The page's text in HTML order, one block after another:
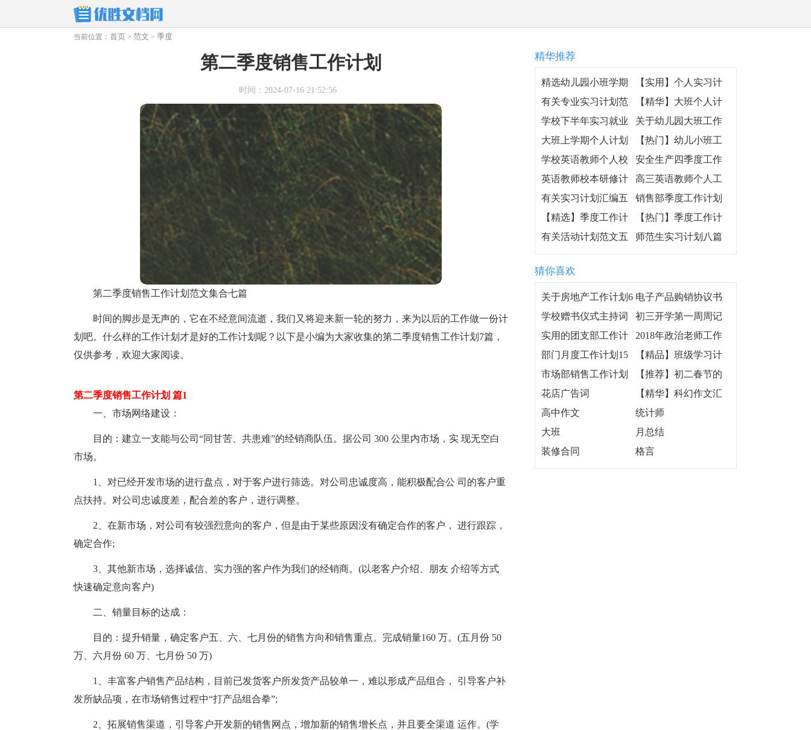
当前位置： 首页 > 范文 > 季度
第二季度销售工作计划
时间：2024-07-16 21:52:56
第二季度销售工作计划范文集合七篇
时间的脚步是无声的，它在不经意间流逝，我们又将迎来新一轮的努力，来为以后的工作做一份计
划吧。什么样的工作计划才是好的工作计划呢？以下是小编为大家收集的第二季度销售工作计划7篇，
仅供参考，欢迎大家阅读。
第二季度销售工作计划 篇1
一、市场网络建设：
目的：建立一支能与公司“同甘苦、共患难”的经销商队伍。据公司 300 公里内市场，实 现无空白
市场。
1、对已经开发市场的进行盘点，对于客户进行筛选。对公司忠诚度高，能积极配合公 司的客户重
点扶持。对公司忠诚度差，配合差的客户，进行调整。
2、在新市场，对公司有较强烈意向的客户，但是由于某些原因没有确定合作的客户， 进行跟踪，
确定合作;
3、其他新市场，选择诚信、实力强的客户作为我们的经销商。(以老客户介绍、朋友 介绍等方式
快速确定意向客户)
二、销量目标的达成：
目的：提升销量，确定客户五、六、七月份的销售方向和销售重点。完成销量160 万。(五月份 50
万、六月份 60 万、七月份 50 万)
1、丰富客户销售产品结构，目前已发货客户所发货产品较单一，难以形成产品组合， 引导客户补
发所缺品项，在市场销售过程中“打产品组合拳”;
2、拓展销售渠道，引导客户开发新的销售网点，增加新的销售增长点，并且要全渠道 运作。(学
精华推荐
精选幼儿园小班学期
工作计划4篇
【实用】个人实习计
划三篇
有关专业实习计划范
文5篇
【精华】大班个人计
划3篇
学校下半年实习就业
处工作计划
关于幼儿园大班工作
计划汇总七篇
大班上学期个人计划
（精选9篇）
【热门】幼儿小班工
作计划六篇
学校英语教师个人校
本研修计划
安全生产四季度工作
计划
英语教师校本研修计
划
高三英语教师个人工
作计划
有关实习计划汇编五
篇
销售部季度工作计划
汇总5篇
【精选】季度工作计
划集锦十篇
【热门】季度工作计
划范文汇编10篇
有关活动计划范文五
篇
师范生实习计划八篇
猜你喜欢
关于房地产工作计划6
篇
电子产品购销协议书
学校赠书仪式主持词
初三开学第一周周记
实用的团支部工作计
划范文8篇
2018年政治老师工作
计划范文
部门月度工作计划15
篇
【精品】班级学习计
划4篇
市场部销售工作计划
集合10篇
【推荐】初二春节的
作文集合9篇
花店广告词
【精华】科幻作文汇
编九篇
高中作文
统计师
大班
月总结
装修合同
格言